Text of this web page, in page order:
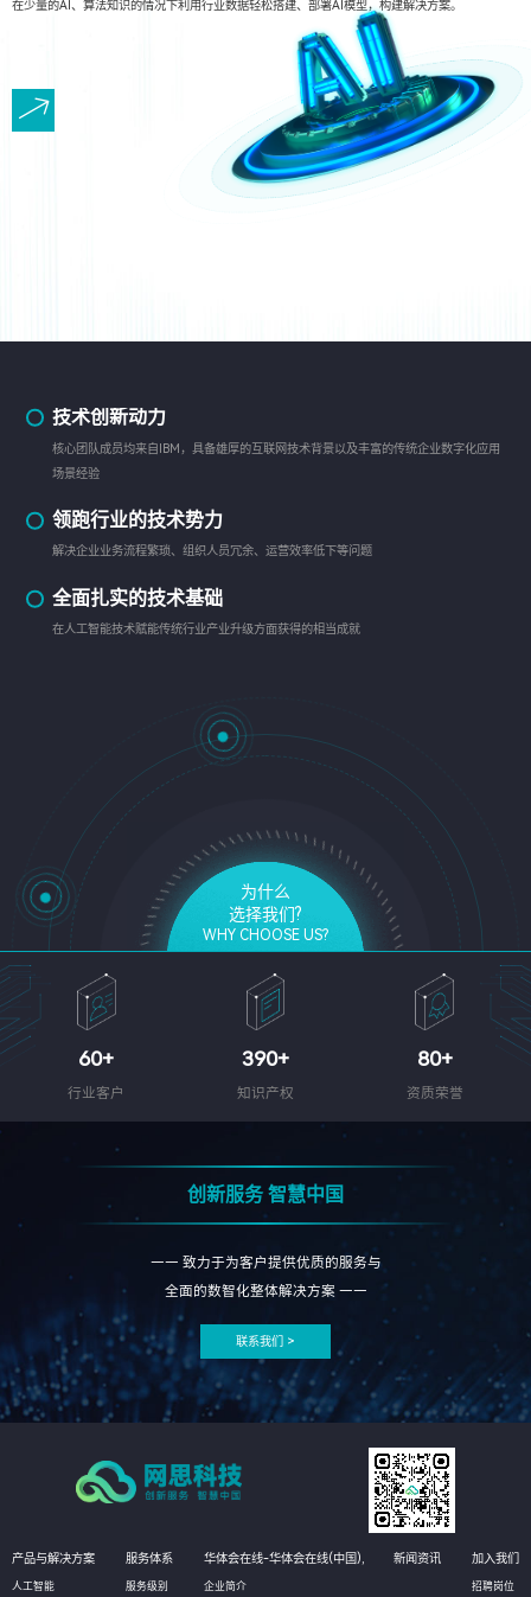
在少量的AI、算法知识的情况下利用行业数据轻松搭建、部署AI模型，构建解决方案。
技术创新动力
核心团队成员均来自IBM，具备雄厚的互联网技术背景以及丰富的传统企业数字化应用
场景经验
领跑行业的技术势力
解决企业业务流程繁琐、组织人员冗余、运营效率低下等问题
全面扎实的技术基础
在人工智能技术赋能传统行业产业升级方面获得的相当成就
为什么
选择我们?
WHY CHOOSE US?
60+
行业客户
390+
知识产权
80+
资质荣誉
创新服务 智慧中国
—— 致力于为客户提供优质的服务与
全面的数智化整体解决方案 ——
联系我们 >
产品与解决方案
人工智能
服务体系
服务级别
华体会在线-华体会在线(中国),
企业简介
新闻资讯 加入我们
招聘岗位